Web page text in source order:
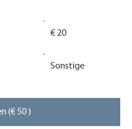
€ 20
Sonstige
(€ 50 )